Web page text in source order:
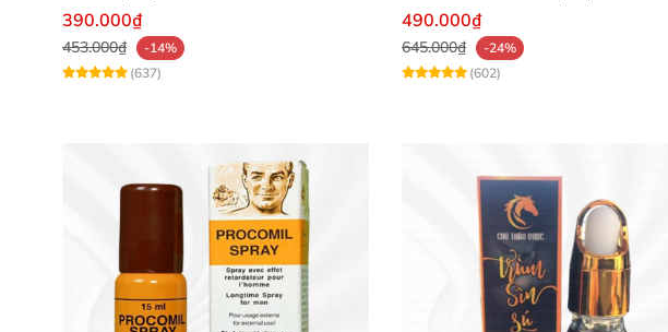
390.000₫
453.000₫
-14%
(637)
490.000₫
645.000₫
-24%
(602)